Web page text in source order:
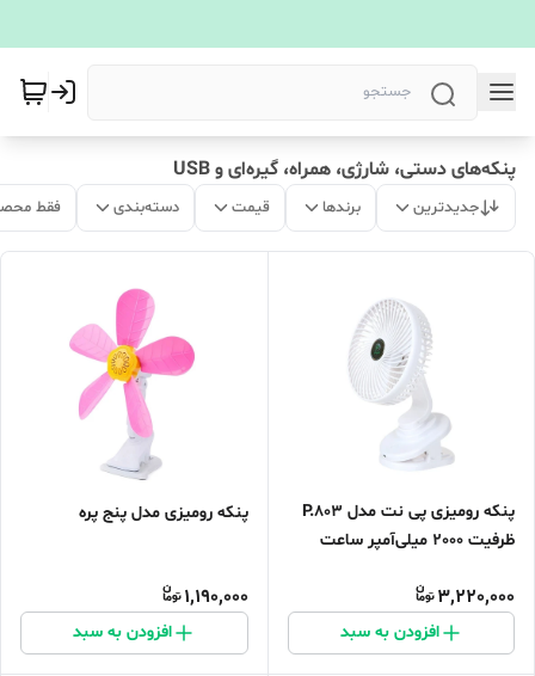
پنکه‌های دستی، شارژی، همراه، گیره‌ای و USB
جدیدترین برندها قیمت دسته‌بندی فقط
پنکه رومیزی پی نت مدل P.803
ظرفیت 2000 میلی‌آمپر ساعت
3,220,000
افزودن به سبد
پنکه رومیزی مدل پنج پره
1,190,000
افزودن به سبد